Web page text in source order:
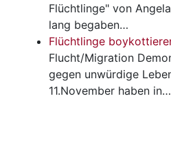
Flüchtlinge" von
lang begaben…
Flüchtlinge
Flucht/Migration
gegen unwürdige
11.November haben in…